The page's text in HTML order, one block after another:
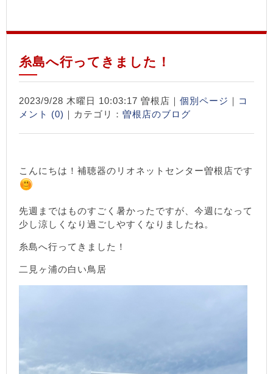
糸島へ行ってきました！
2023/9/28 木曜日 10:03:17 曽根店｜ 個別ページ ｜ コ
メント (0) ｜カテゴリ： 曽根店のブログ
こんにちは！補聴器のリオネットセンター曽根店です
先週まではものすごく暑かったですが、今週になって
少し涼しくなり過ごしやすくなりましたね。
糸島へ行ってきました！
二見ヶ浦の白い鳥居